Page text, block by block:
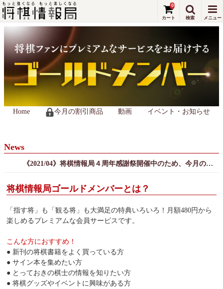
Home 今月の割引商品 動画 イベント・お知らせ
News
《2021/04》将棋情報局４周年感謝祭開催中のため、今月の限定割引商品はございません
将棋情報局ゴールドメンバーとは？
「指す将」も「観る将」も大満足の特典いろいろ！月額480円から
楽しめるプレミアムな会員サービスです。
こんな方におすすめ！
● 新刊の将棋書籍をよく買っている方
● サイン本を集めたい方
● とっておきの棋士の情報を知りたい方
● 将棋グッズやイベントに興味がある方
0